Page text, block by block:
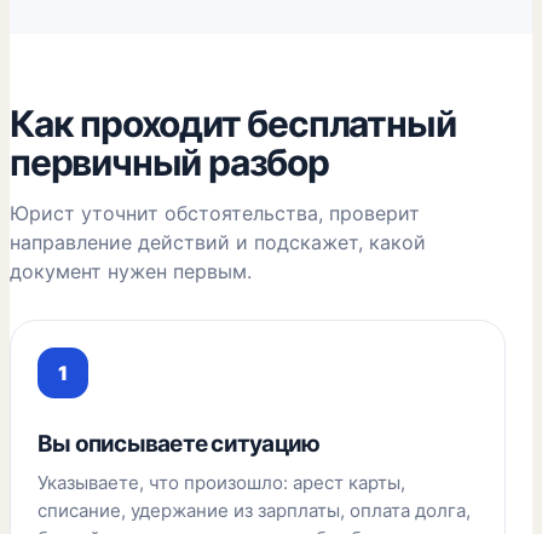
Как проходит бесплатный
первичный разбор
Юрист уточнит обстоятельства, проверит
направление действий и подскажет, какой
документ нужен первым.
Вы описываете ситуацию
Указываете, что произошло: арест карты,
списание, удержание из зарплаты, оплата долга,